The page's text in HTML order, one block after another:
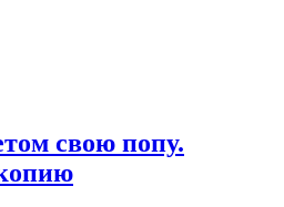
свою попу.